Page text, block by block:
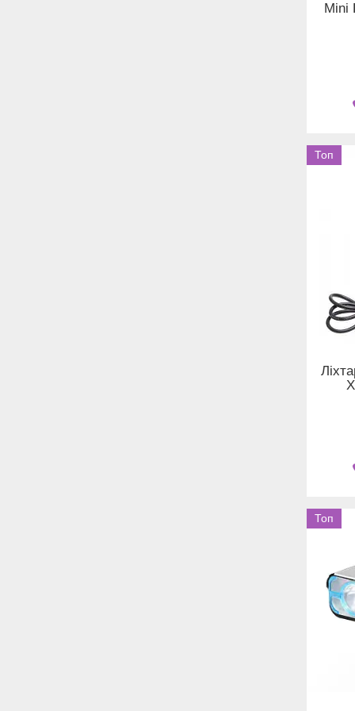
Mini
Топ
Топ